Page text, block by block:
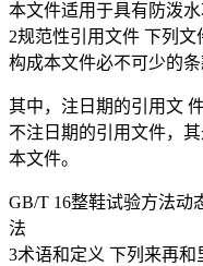
本文件适用于具有防泼
2规范性引用文件 下列
构成本文件必不可少的条
其中，注日期的引用文
不注日期的引用文件，
本文件。
GB/T 16整鞋试验方法动
法
3术语和定义 下列来再和